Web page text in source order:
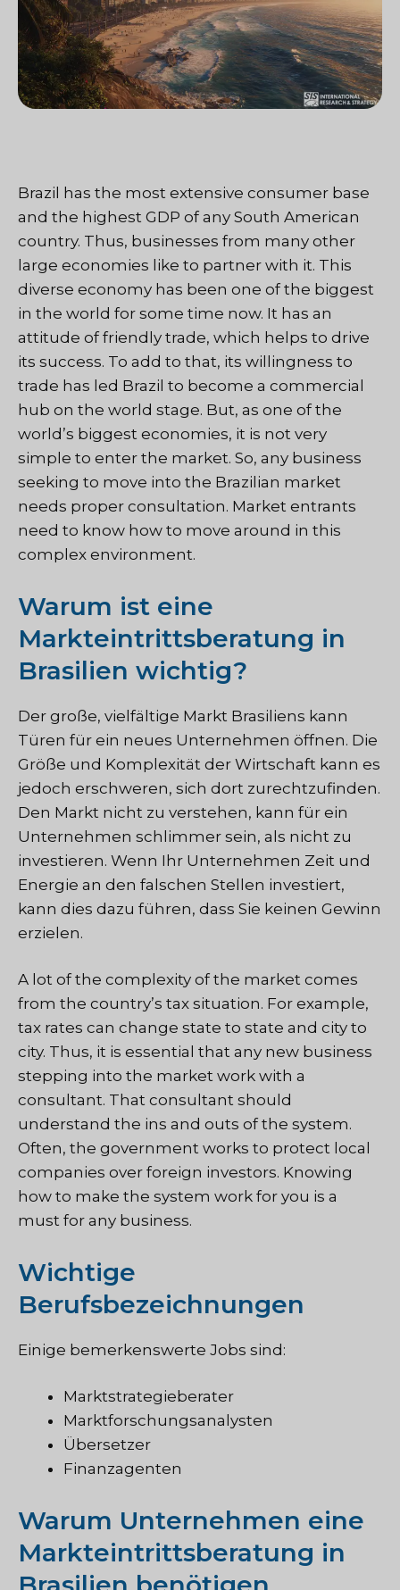
Brazil has the most extensive consumer base
and the highest GDP of any South American
country. Thus, businesses from many other
large economies like to partner with it. This
diverse economy has been one of the biggest
in the world for some time now. It has an
attitude of friendly trade, which helps to drive
its success. To add to that, its willingness to
trade has led Brazil to become a commercial
hub on the world stage. But, as one of the
world’s biggest economies, it is not very
simple to enter the market. So, any business
seeking to move into the Brazilian market
needs proper consultation. Market entrants
need to know how to move around in this
complex environment.
Warum ist eine
Markteintrittsberatung in
Brasilien wichtig?
Der große, vielfältige Markt Brasiliens kann
Türen für ein neues Unternehmen öffnen. Die
Größe und Komplexität der Wirtschaft kann es
jedoch erschweren, sich dort zurechtzufinden.
Den Markt nicht zu verstehen, kann für ein
Unternehmen schlimmer sein, als nicht zu
investieren. Wenn Ihr Unternehmen Zeit und
Energie an den falschen Stellen investiert,
kann dies dazu führen, dass Sie keinen Gewinn
erzielen.
A lot of the complexity of the market comes
from the country’s tax situation. For example,
tax rates can change state to state and city to
city. Thus, it is essential that any new business
stepping into the market work with a
consultant. That consultant should
understand the ins and outs of the system.
Often, the government works to protect local
companies over foreign investors. Knowing
how to make the system work for you is a
must for any business.
Wichtige
Berufsbezeichnungen
Einige bemerkenswerte Jobs sind:
Marktstrategieberater
Marktforschungsanalysten
Übersetzer
Finanzagenten
Warum Unternehmen eine
Markteintrittsberatung in